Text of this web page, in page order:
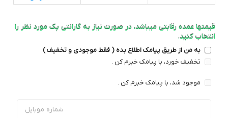
قیمتها عمده رقابتی میباشد، در صورت نیاز به گارانتی پک مورد نظر را
انتخاب کنید.
به من از طریق پیامک اطلاع بده ( فقط موجودی و تخفیف )
تخفیف خورد، با پیامک خبرم کن .
موجود شد، با پیامک خبرم کن .